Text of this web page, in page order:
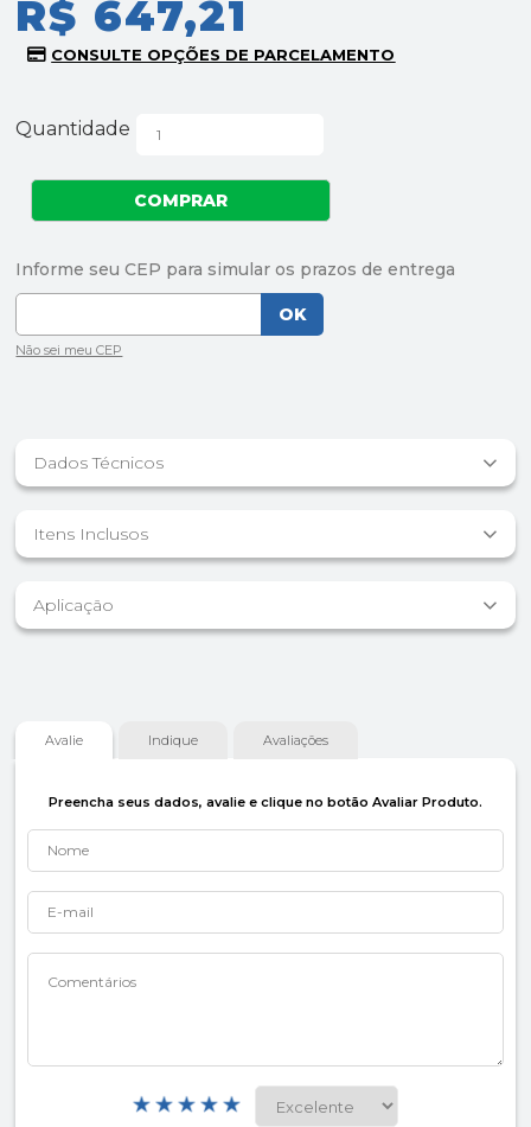
R$ 647,21
Quantidade
Dados Técnicos
Itens Inclusos
Aplicação
Avalie Indique Avaliações
Preencha seus dados, avalie e clique no botão Avaliar Produto.